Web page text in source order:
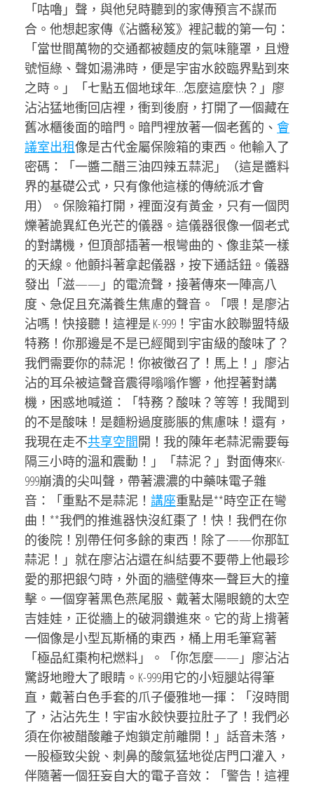
「咕嚕」聲，與他兒時聽到的家傳預言不謀而
合。他想起家傳《沾醬秘笈》裡記載的第一句：
「當世間萬物的交通都被麵皮的氣味籠罩，且燈
號恒綠、聲如湯沸時，便是宇宙水餃臨界點到來
之時。」「七點五個地球年…怎麼這麼快？」廖
沾沾猛地衝回店裡，衝到後廚，打開了一個藏在
舊冰櫃後面的暗門。暗門裡放著一個老舊的、 會
議室出租像是古代金屬保險箱的東西。他輸入了
密碼：「一醬二醋三油四辣五蒜泥」（這是醬料
界的基礎公式，只有像他這樣的傳統派才會
用）。保險箱打開，裡面沒有黃金，只有一個閃
爍著詭異紅色光芒的儀器。這儀器很像一個老式
的對講機，但頂部插著一根彎曲的、像韭菜一樣
的天線。他顫抖著拿起儀器，按下通話鈕。儀器
發出「滋——」的電流聲，接著傳來一陣高八
度、急促且充滿養生焦慮的聲音。「喂！是廖沾
沾嗎！快接聽！這裡是 K-999！宇宙水餃聯盟特級
特務！你那邊是不是已經聞到宇宙級的酸味了？
我們需要你的蒜泥！你被徵召了！馬上！」廖沾
沾的耳朵被這聲音震得嗡嗡作響，他捏著對講
機，困惑地喊道：「特務？酸味？等等！我聞到
的不是酸味！是麵粉過度膨脹的焦慮味！還有，
我現在走不共享空間開！我的陳年老蒜泥需要每
隔三小時的溫和震動！」「蒜泥？」對面傳來K-
999崩潰的尖叫聲，帶著濃濃的中藥味電子雜
音：「重點不是蒜泥！ 講座重點是**時空正在彎
曲！**我們的推進器快沒紅棗了！快！我們在你
的後院！別帶任何多餘的東西！除了——你那缸
蒜泥！」就在廖沾沾還在糾結要不要帶上他最珍
愛的那把銀勺時，外面的牆壁傳來一聲巨大的撞
擊。一個穿著黑色燕尾服、戴著太陽眼鏡的太空
吉娃娃，正從牆上的破洞鑽進來。它的背上揹著
一個像是小型瓦斯桶的東西，桶上用毛筆寫著
「極品紅棗枸杞燃料」。「你怎麼——」廖沾沾
驚訝地瞪大了眼睛。K-999用它的小短腿站得筆
直，戴著白色手套的爪子優雅地一揮：「沒時間
了，沾沾先生！宇宙水餃快要拉肚子了！我們必
須在你被醋酸離子炮鎖定前離開！」話音未落，
一股極致尖銳、刺鼻的酸氣猛地從店門口灌入，
伴隨著一個狂妄自大的電子音效：「警告！這裡